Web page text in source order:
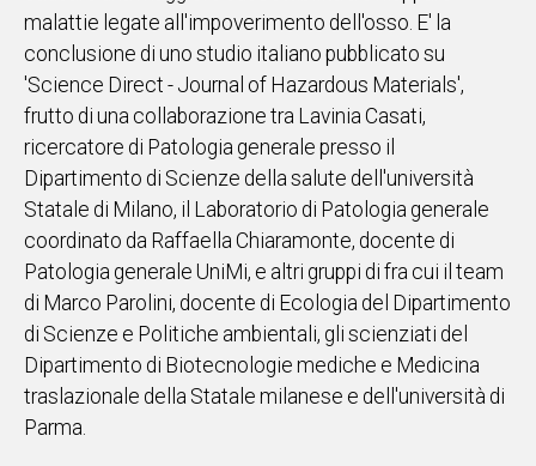
POLITICA
ITALIA
NEL
MONDO
SPORT
EVENTI
STORIE
VIDEO
UNISCITI
malattie legate all'impoverimento dell'osso. E' la
conclusione di uno studio italiano pubblicato su
'Science Direct - Journal of Hazardous Materials',
frutto di una collaborazione tra Lavinia Casati,
ricercatore di Patologia generale presso il
Dipartimento di Scienze della salute dell'università
Statale di Milano, il Laboratorio di Patologia generale
coordinato da Raffaella Chiaramonte, docente di
Patologia generale UniMi, e altri gruppi di fra cui il team
di Marco Parolini, docente di Ecologia del Dipartimento
di Scienze e Politiche ambientali, gli scienziati del
Dipartimento di Biotecnologie mediche e Medicina
traslazionale della Statale milanese e dell'università di
Parma.